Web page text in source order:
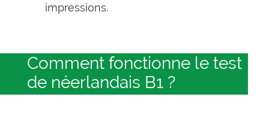
impressions.
Comment fonctionne le test
de néerlandais B1 ?